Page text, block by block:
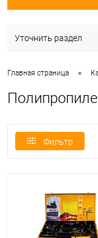
Уточнить раздел
Главная страница •
Фильтр